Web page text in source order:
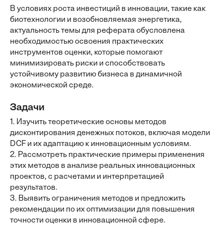
В условиях роста инвестиций в инновации, такие как
биотехнологии и возобновляемая энергетика,
актуальность темы для реферата обусловлена
необходимостью освоения практических
инструментов оценки, которые помогают
минимизировать риски и способствовать
устойчивому развитию бизнеса в динамичной
экономической среде.
Задачи
1. Изучить теоретические основы методов
дисконтирования денежных потоков, включая модели
DCF и их адаптацию к инновационным условиям.
2. Рассмотреть практические примеры применения
этих методов в анализе реальных инновационных
проектов, с расчетами и интерпретацией
результатов.
3. Выявить ограничения методов и предложить
рекомендации по их оптимизации для повышения
точности оценки в инновационной сфере.